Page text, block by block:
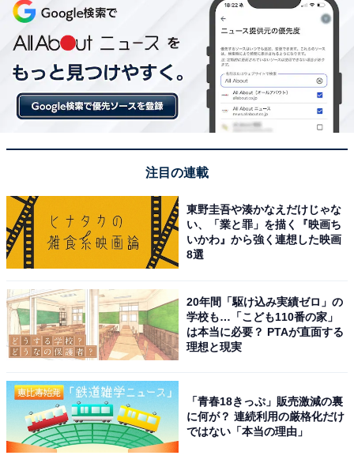
／神奈川県）、「日常生活であまり使う機会のない漢字
や読み方が使われている」（40代男性／福島県）といっ
た声が集まりました。
※回答者からのコメントは原文ママです
※記事内容は執筆時点のものです。最新の内容をご確認
ください
9位までのランキング結果を見る
注目の連載
東野圭吾や湊かなえだけじゃな
い、「業と罪」を描く『映画ち
いかわ』から強く連想した映画
8選
20年間「駆け込み実績ゼロ」の
学校も…「こども110番の家」
は本当に必要？ PTAが直面する
理想と現実
「青春18きっぷ」販売激減の裏
に何が？ 連続利用の厳格化だけ
ではない「本当の理由」